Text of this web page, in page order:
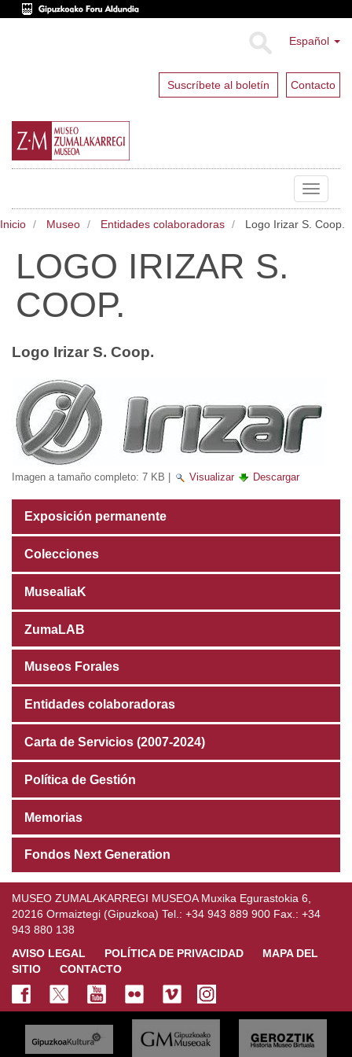
Español
Suscríbete al boletín Contacto
Toggle
Inicio Museo Entidades colaboradoras Logo Irizar S. Coop.
LOGO IRIZAR S.
COOP.
Logo Irizar S. Coop.
Imagen a tamaño completo: 7 KB | Visualizar Descargar
Exposición permanente
Colecciones
MusealiaK
ZumaLAB
Museos Forales
Entidades colaboradoras
Carta de Servicios (2007-2024)
Política de Gestión
Memorias
Fondos Next Generation
MUSEO ZUMALAKARREGI MUSEOA Muxika Egurastokia 6,
20216 Ormaiztegi (Gipuzkoa) Tel.: +34 943 889 900 Fax.: +34
943 880 138
AVISO LEGAL
POLÍTICA DE PRIVACIDAD
MAPA DEL
SITIO
CONTACTO